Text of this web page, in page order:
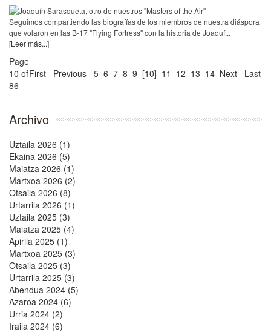
Seguimos compartiendo las biografías de los miembros de nuestra diáspora
que volaron en las B-17 "Flying Fortress" con la historia de Joaquí...
[Leer más...]
Page
10 of
86
First Previous 5 6 7 8 9 [10] 11 12 13 14 Next Last
Archivo
Uztaila 2026 (1)
Ekaina 2026 (5)
Maiatza 2026 (1)
Martxoa 2026 (2)
Otsaila 2026 (8)
Urtarrila 2026 (1)
Uztaila 2025 (3)
Maiatza 2025 (4)
Apirila 2025 (1)
Martxoa 2025 (3)
Otsaila 2025 (3)
Urtarrila 2025 (3)
Abendua 2024 (5)
Azaroa 2024 (6)
Urria 2024 (2)
Iraila 2024 (6)